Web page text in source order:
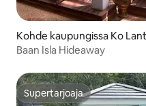
Kohde kaupungissa Ko
Baan Isla Hideaway
Supertarjoaja
Supertarjoaja